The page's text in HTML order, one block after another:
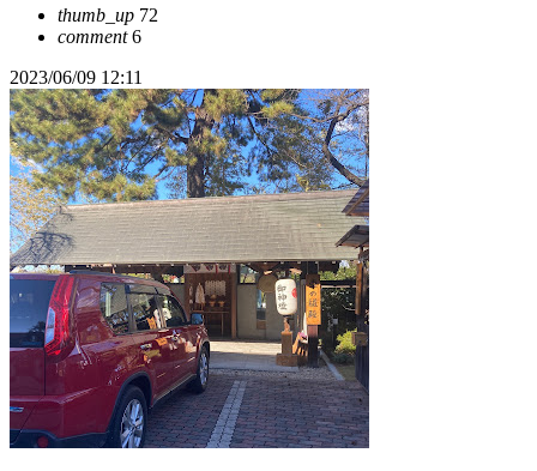
thumb_up 72
comment6
2023/06/09 12:11